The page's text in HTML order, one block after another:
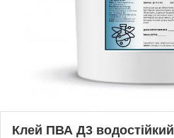
Клей ПВА Д3 водостійкий